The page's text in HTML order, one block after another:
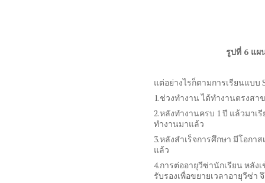
รูปที่ 6 แผ
แต่อย่างไรก็ตามการเรียนแบบ
1.ช่วงทำงาน ได้ทำงานตรงส
2.หลังทำงานครบ 1 ปี แล้วมาเ
ทำงานมาแล้ว
3.หลังสำเร็จการศึกษา มีโอกา
แล้ว
4.การต่ออายุวีซ่านักเรียน หลัง
รับรองเพื่อขยายเวลาอายุวีซ่า